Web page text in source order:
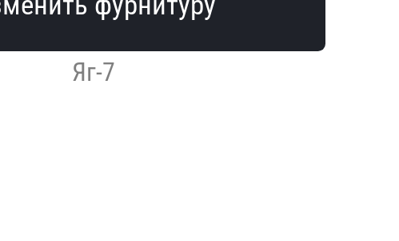
Яг-7